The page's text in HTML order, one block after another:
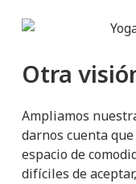
Otra
Ampliamos
darnos cuenta
espacio de
difíciles de